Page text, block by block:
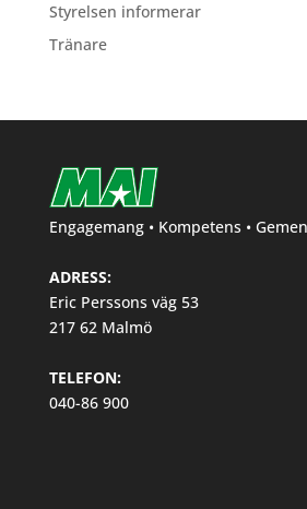
Styrelsen informerar
Tränare
Engagemang • Kompetens •
ADRESS:
Eric Perssons väg 53
217 62 Malmö
TELEFON:
040-86 900